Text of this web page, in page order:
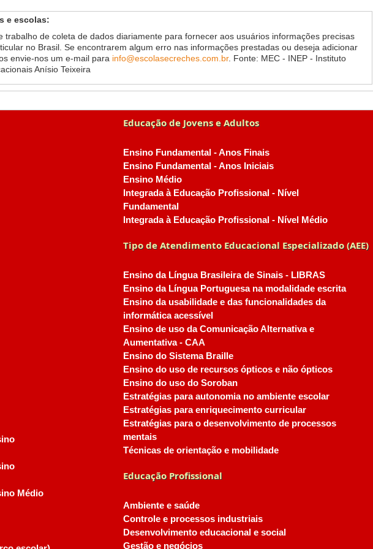
e escolas:
trabalho de coleta de dados diariamente para fornecer aos usuários informações precisas
no Brasil. Se encontrarem algum erro nas informações prestadas ou deseja adicionar
envie-nos um e-mail para info@escolasecreches.com.br. Fonte: MEC - INEP - Instituto
Anísio Teixeira
Médio
Educação de Jovens e Adultos
Ensino Fundamental - Anos Finais
Ensino Fundamental - Anos Iniciais
Ensino Médio
Integrada à Educação Profissional - Nível
Fundamental
Integrada à Educação Profissional - Nível Médio
Tipo de Atendimento Educacional Especializado (AEE)
Ensino da Língua Brasileira de Sinais - LIBRAS
Ensino da Língua Portuguesa na modalidade escrita
Ensino da usabilidade e das funcionalidades da
informática acessível
Ensino de uso da Comunicação Alternativa e
Aumentativa - CAA
Ensino do Sistema Braille
Ensino do uso de recursos ópticos e não ópticos
Ensino do uso do Soroban
Estratégias para autonomia no ambiente escolar
Estratégias para enriquecimento curricular
Estratégias para o desenvolvimento de processos
mentais
Técnicas de orientação e mobilidade
Educação Profissional
Ambiente e saúde
Controle e processos industriais
Desenvolvimento educacional e social
Gestão e negócios